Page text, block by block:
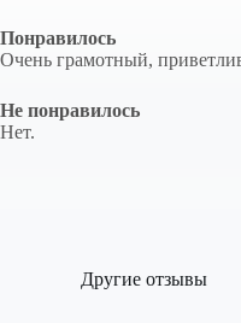
Понравилось
Очень грамотный,
Не понравилось
Нет.
Другие отзывы